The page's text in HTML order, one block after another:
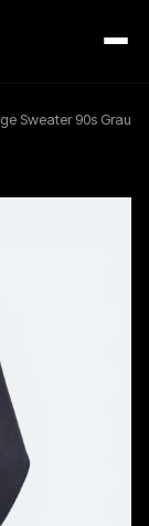
Sweater 90s Grau